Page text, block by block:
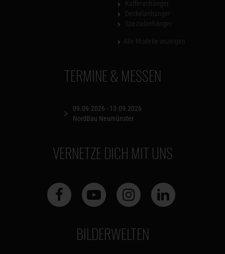
TERMINE & MESSEN
09.09.2026 - 13.09.2026
NordBau Neumünster
VERNETZE DICH MIT UNS
BILDERWELTEN